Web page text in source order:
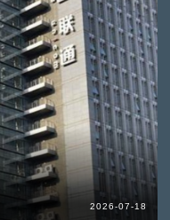
2026-07-18